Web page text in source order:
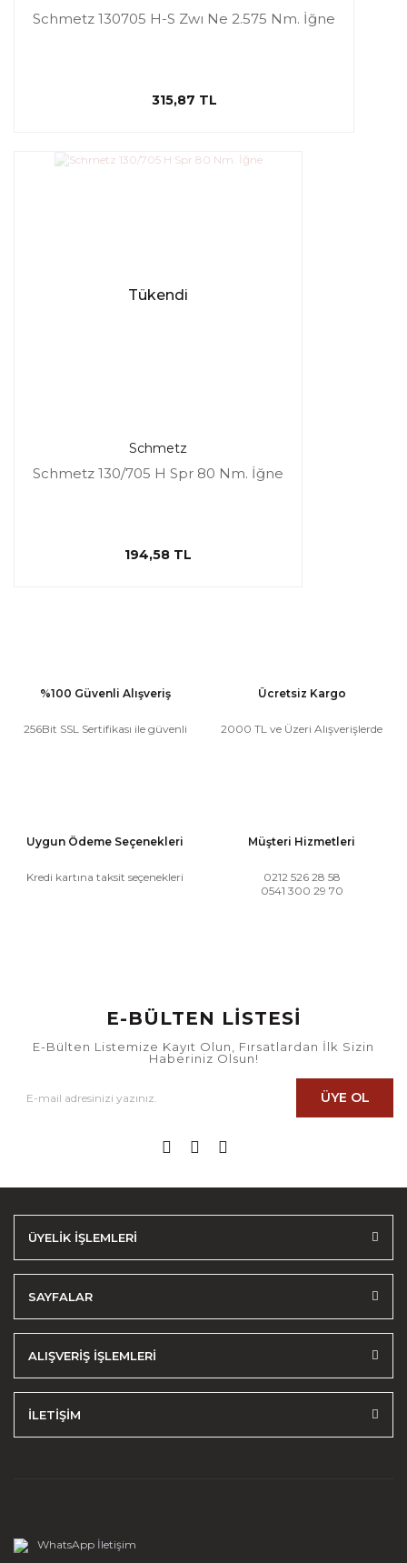
Schmetz 130705 H-S Zwı Ne 2.575 Nm. İğne
315,87 TL
Tükendi
Schmetz
Schmetz 130/705 H Spr 80 Nm. İğne
194,58 TL
%100 Güvenli Alışveriş
256Bit SSL Sertifikası ile güvenli
Ücretsiz Kargo
2000 TL ve Üzeri Alışverişlerde
Uygun Ödeme Seçenekleri
Kredi kartına taksit seçenekleri
Müşteri Hizmetleri
0212 526 28 58
0541 300 29 70
E-BÜLTEN LİSTESİ
E-Bülten Listemize Kayıt Olun, Fırsatlardan İlk Sizin
Haberiniz Olsun!
ÜYE OL
ÜYELİK İŞLEMLERİ
SAYFALAR
ALIŞVERİŞ İŞLEMLERİ
İLETİŞİM
WhatsApp İletişim